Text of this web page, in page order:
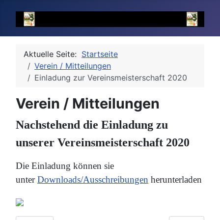
Aktuelle Seite: Startseite
Verein / Mitteilungen
Einladung zur Vereinsmeisterschaft 2020
Verein / Mitteilungen
Nachstehend die Einladung zu
unserer Vereinsmeisterschaft 2020
Die Einladung können sie
unterDownloads/Ausschreibungen herunterladen